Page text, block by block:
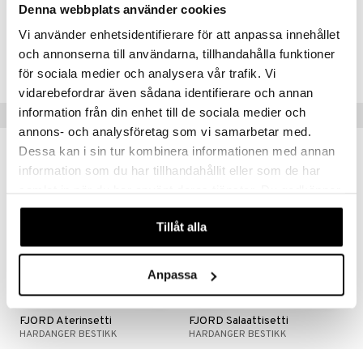
Denna webbplats använder cookies
Vi använder enhetsidentifierare för att anpassa innehållet
och annonserna till användarna, tillhandahålla funktioner
för sociala medier och analysera vår trafik. Vi
vidarebefordrar även sådana identifierare och annan
information från din enhet till de sociala medier och
annons- och analysföretag som vi samarbetar med.
Dessa kan i sin tur kombinera informationen med annan
information som du har tillhandahållit eller som de har
våra cookies vid fortsatt användande av vår webbplats.
Tillåt alla
Anpassa
Tuotenumero
Vinkkejä sinulle
Saatavana useana vaihtoehtona
FJORD Aterinsetti
HARDANGER BESTIKK
FJORD Salaattisetti
HARDANGER BESTIKK